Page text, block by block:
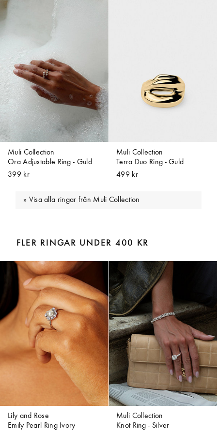
Muli Collection
Ora Adjustable Ring - Guld
399 kr
Muli Collection
Terra Duo Ring - Guld
499 kr
Visa alla ringar från Muli Collection
FLER RINGAR UNDER 400 KR
Lily and Rose
Emily Pearl Ring Ivory
Muli Collection
Knot Ring - Silver